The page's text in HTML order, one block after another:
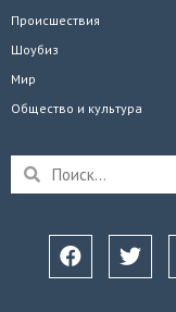
Происшествия
Шоубиз
Мир
Общество и культура